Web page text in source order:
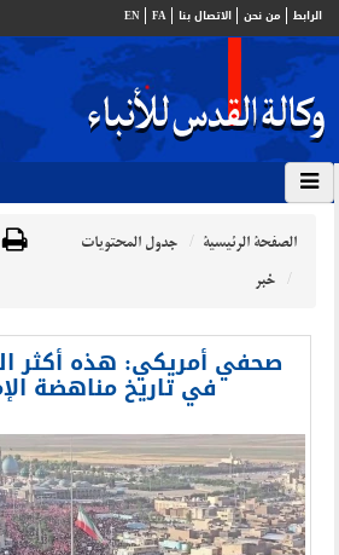
الرابط من نحن الاتصال بنا FA
EN
الصفحة الرئيسية
جدول المحتويات
خبر
صحفي أمريكي: هذه أكثر
في تاريخ مناهضة